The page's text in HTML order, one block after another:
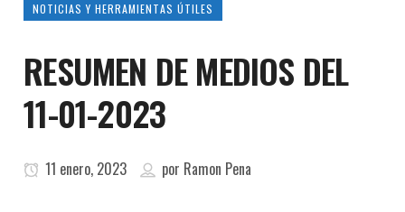
NOTICIAS Y HERRAMIENTAS ÚTILES
RESUMEN DE MEDIOS DEL
11-01-2023
11 enero, 2023 por Ramon Pena